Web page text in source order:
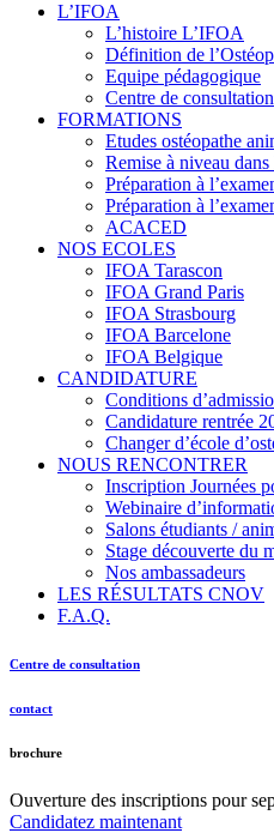
L’IFOA
L’histoire L’IFOA
Définition de
Equipe pédagogique
Centre de consultation
FORMATIONS
Etudes ostéopathe
Remise à niveau
Préparation à
Préparation à
ACACED
NOS ECOLES
IFOA Tarascon
IFOA Grand Paris
IFOA Strasbourg
IFOA Barcelone
IFOA Belgique
CANDIDATURE
Conditions
Candidature rentrée
Changer d’école
NOUS RENCONTRER
Inscription Journées
Webinaire
Salons étudiants /
Stage découverte du
Nos ambassadeurs
LES RÉSULTATS CNOV
F.A.Q.
Centre de consultation
contact
brochure
Ouverture des inscriptions pour
Candidatez maintenant